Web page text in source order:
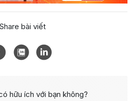
Share bài viết
hữu ích với bạn không?